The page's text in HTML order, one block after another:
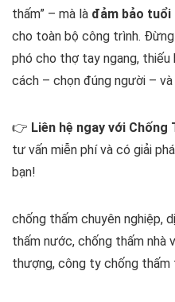
thấm” – mà là đảm bảo tuổi
cho toàn bộ công trình.
phó cho thợ tay ngang, thiếu
cách – chọn đúng người –
👉 Liên hệ ngay với Chống
tư vấn miễn phí và có giải
bạn!
chống thấm chuyên nghiệp,
thấm nước, chống thấm nhà
thượng, công ty chống